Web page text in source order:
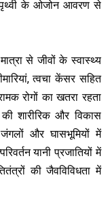
पृथ्वी के ओजोन आवरण से
से जीवों के स्वास्थ्य
त्वचा केंसर सहित
रोगों का खतरा रहता
की शारीरिक और विकास
और घासभूमियों में
यानी प्रजातियों में
की जैवविविधता में